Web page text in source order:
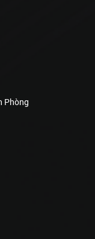
Phòng